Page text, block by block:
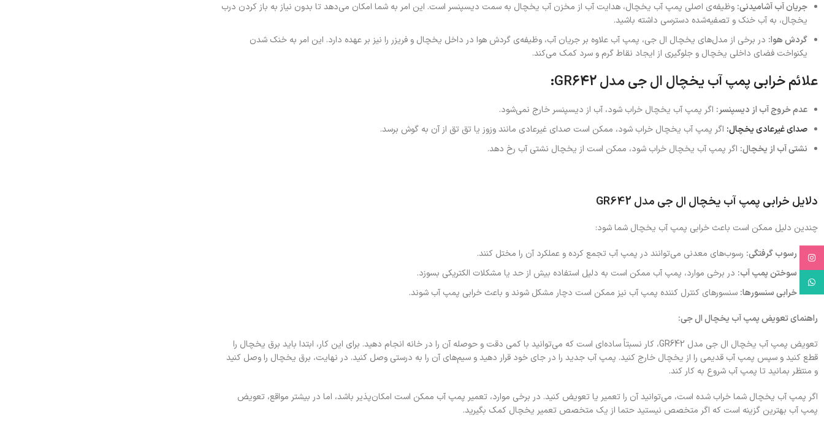
جریان آب آشامیدنی: وظیفه‌ی اصلی پمپ آب یخچال، هدایت آب از مخزن آب یخچال به سمت دیسپنسر است. این امر به شما امکان می‌دهد تا بدون نیاز به باز کردن درب
یخچال، به آب خنک و تصفیه‌شده دسترسی داشته باشید.
گردش هوا: در برخی از مدل‌های یخچال ال جی، پمپ آب علاوه بر جریان آب، وظیفه‌ی گردش هوا در داخل یخچال و فریزر را نیز بر عهده دارد. این امر به خنک شدن
یکنواخت فضای داخلی یخچال و جلوگیری از ایجاد نقاط گرم و سرد کمک می‌کند.
علائم خرابی پمپ آب یخچال ال جی مدل GR642:
عدم خروج آب از دیسپنسر: اگر پمپ آب یخچال خراب شود، آب از دیسپنسر خارج نمی‌شود.
صدای غیرعادی یخچال: اگر پمپ آب یخچال خراب شود، ممکن است صدای غیرعادی مانند وزوز یا تق تق از آن به گوش برسد.
نشتی آب از یخچال: اگر پمپ آب یخچال خراب شود، ممکن است از یخچال نشتی آب رخ دهد.
دلایل خرابی پمپ آب یخچال ال جی مدل GR642
چندین دلیل ممکن است باعث خرابی پمپ آب یخچال شما شود:
رسوب گرفتگی: رسوب‌های معدنی می‌توانند در پمپ آب تجمع کرده و عملکرد آن را مختل کنند.
سوختن پمپ آب: در برخی موارد، پمپ آب ممکن است به دلیل استفاده بیش از حد یا مشکلات الکتریکی بسوزد.
خرابی سنسورها: سنسورهای کنترل کننده پمپ آب نیز ممکن است دچار مشکل شوند و باعث خرابی پمپ آب شوند.
راهنمای تعویض پمپ آب یخچال ال جی:
تعویض پمپ آب یخچال ال جی مدل GR642، کار نسبتاً ساده‌ای است که می‌توانید با کمی دقت و حوصله آن را در خانه انجام دهید. برای این کار، ابتدا باید برق یخچال را
قطع کنید و سپس پمپ آب قدیمی را از یخچال خارج کنید. پمپ آب جدید را در جای خود قرار دهید و سیم‌های آن را به درستی وصل کنید. در نهایت، برق یخچال را وصل کنید
و منتظر بمانید تا پمپ آب شروع به کار کند.
اگر پمپ آب یخچال شما خراب شده است، می‌توانید آن را تعمیر یا تعویض کنید. در برخی موارد، تعمیر پمپ آب ممکن است امکان‌پذیر باشد، اما در بیشتر مواقع، تعویض
پمپ آب بهترین گزینه است که اگر متخصص نیستید حتما از یک متخصص تعمیر یخچال کمک بگیرید.
Instagram
WhatsApp